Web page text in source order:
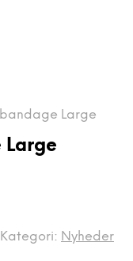
Large
Large
Kategori: Nyheder